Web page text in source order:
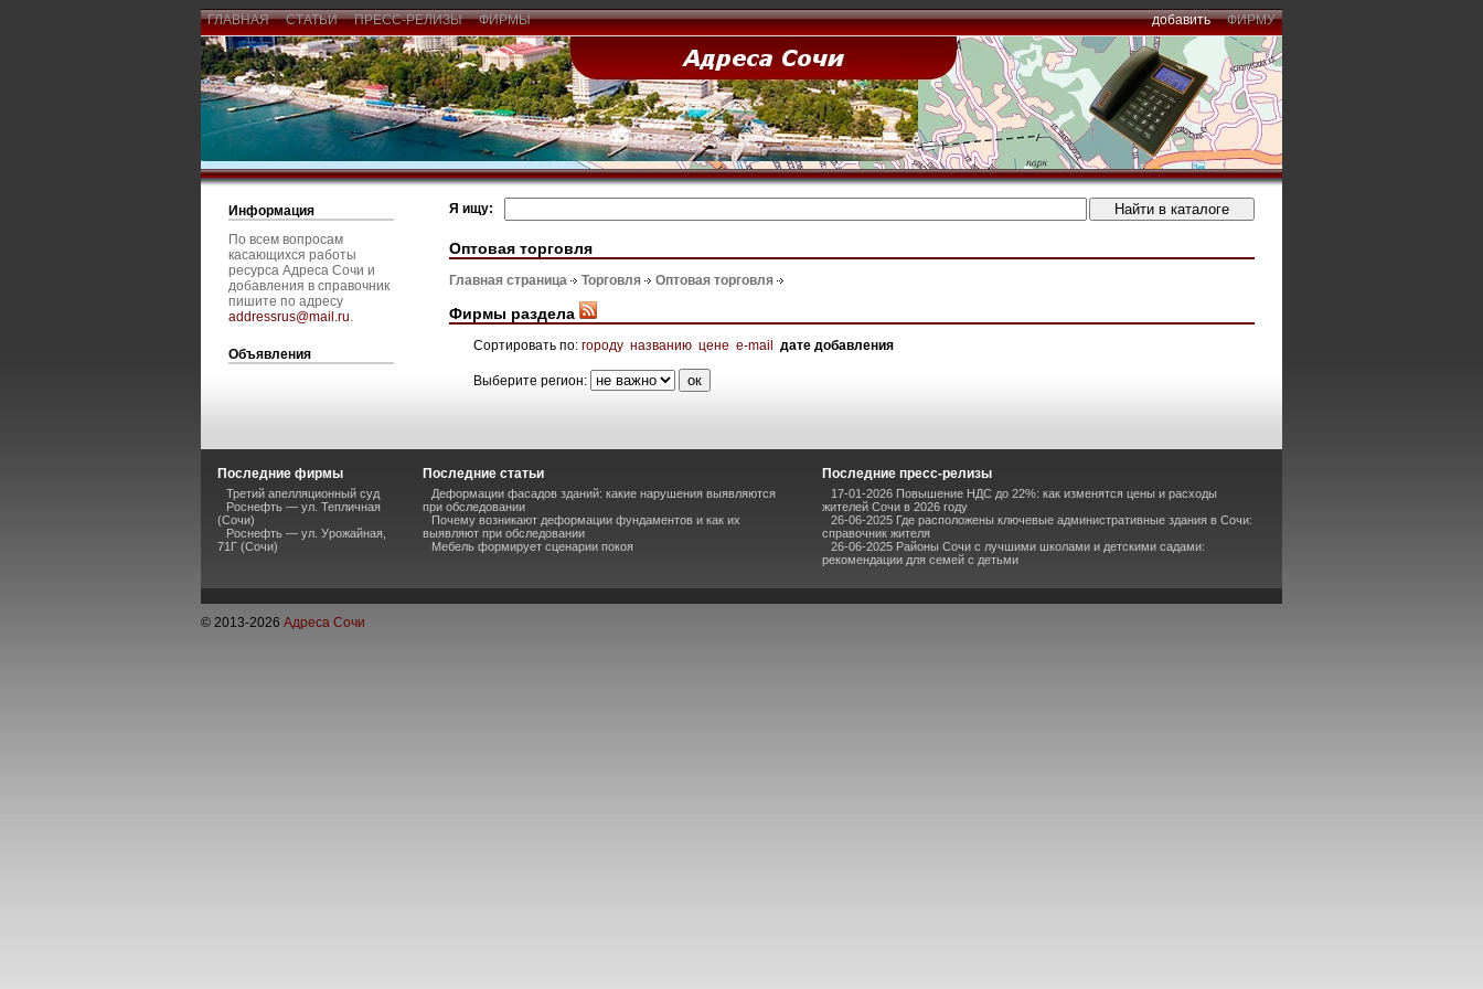
ГЛАВНАЯ СТАТЬИ ПРЕСС-РЕЛИЗЫ ФИРМЫ добавить ФИРМУ
Информация
По всем вопросам
касающихся работы
ресурса Адреса Сочи и
добавления в справочник
пишите по адресу
addressrus@mail.ru.
Объявления
Я ищу:
Оптовая торговля
Главная страница Торговля Оптовая торговля
Фирмы раздела
Сортировать по: городу названию цене e-mail дате добавления
Выберите регион:
Последние фирмы
Третий апелляционный суд
Роснефть — ул. Тепличная
(Сочи)
Роснефть — ул. Урожайная,
71Г (Сочи)
Последние статьи
Деформации фасадов зданий: какие нарушения выявляются
при обследовании
Почему возникают деформации фундаментов и как их
выявляют при обследовании
Мебель формирует сценарии покоя
Последние пресс-релизы
17-01-2026 Повышение НДС до 22%: как изменятся цены и расходы
жителей Сочи в 2026 году
26-06-2025 Где расположены ключевые административные здания в Сочи:
справочник жителя
26-06-2025 Районы Сочи с лучшими школами и детскими садами:
рекомендации для семей с детьми
© 2013-2026 Адреса Сочи